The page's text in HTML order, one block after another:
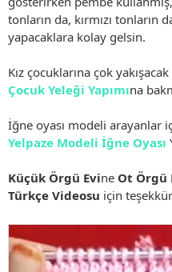
tonların da, kırmızı tonların
yapacaklara kolay gelsin.
Kız çocuklarına çok
Çocuk Yeleği Yapımına
İğne oyası modeli arayanlar
Yelpaze Modeli İğne Oyası
Küçük Örgü Evine Ot Örgü
Türkçe Videosu için